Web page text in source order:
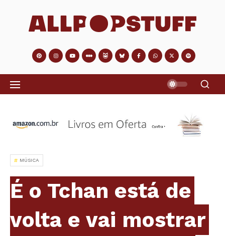
MÚSICA
É o Tchan está de
volta e vai mostrar